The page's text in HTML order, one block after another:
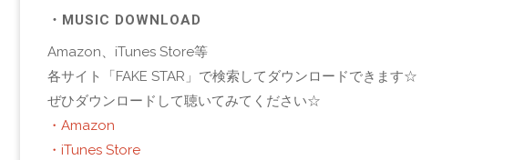
・MUSIC DOWNLOAD
Amazon、iTunes Store等
各サイト「FAKE STAR」で検索してダウンロードできます☆
ぜひダウンロードして聴いてみてください☆
・Amazon
・iTunes Store